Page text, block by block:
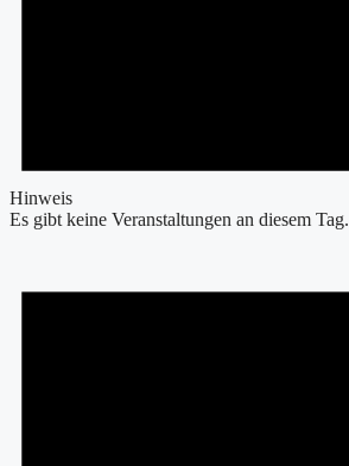
Hinweis
Es gibt keine Veranstaltungen an diesem Tag.